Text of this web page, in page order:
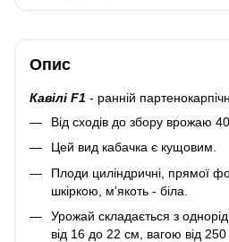
Опис
Кавілі F1 - ранній
Від сходів до збору врожаю
Цей вид кабачка є кущовим.
Плоди циліндричні, прямої
шкіркою, м'якоть - біла.
Урожай складається з
від 16 до 22 см, вагою від